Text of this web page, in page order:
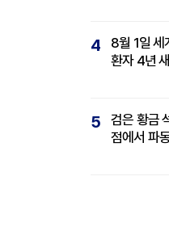
4
8월 1일 세
환자 4년
5
검은 황금
점에서 파